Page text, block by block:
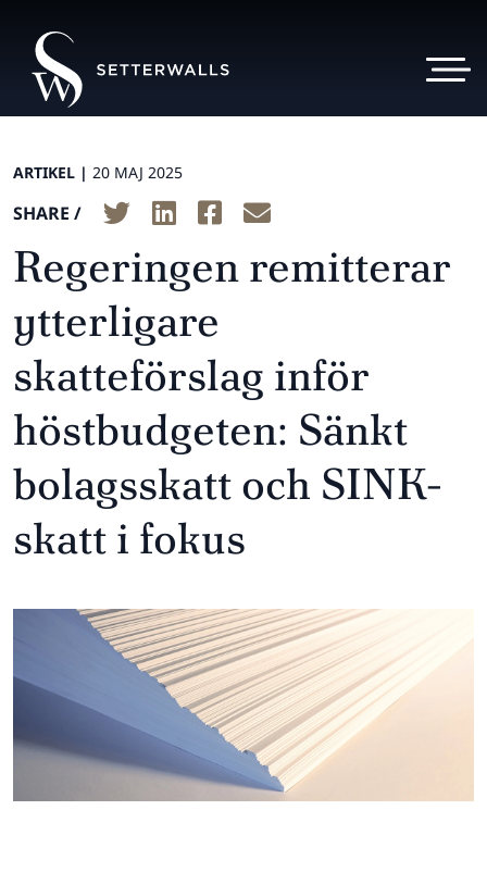
ARTIKEL | 20 MAJ 2025
SHARE /
Regeringen remitterar
ytterligare
skatteförslag inför
höstbudgeten: Sänkt
bolagsskatt och SINK-
skatt i fokus